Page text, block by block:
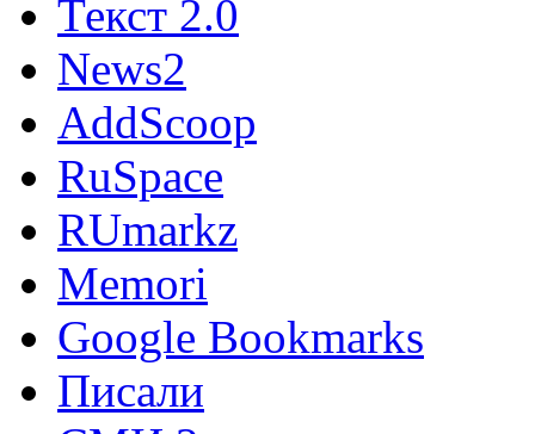
Текст 2.0
News2
AddScoop
RuSpace
RUmarkz
Memori
Google Bookmarks
Писали